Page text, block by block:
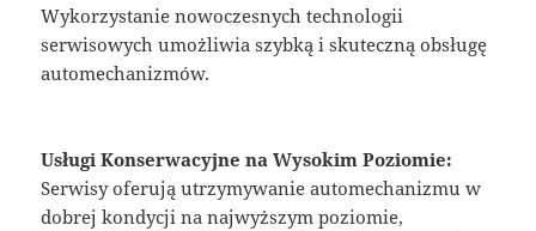
Wykorzystanie nowoczesnych technologii
serwisowych umożliwia szybką i skuteczną obsługę
automechanizmów.
Usługi Konserwacyjne na Wysokim Poziomie:
Serwisy oferują utrzymywanie automechanizmu w
dobrej kondycji na najwyższym poziomie,